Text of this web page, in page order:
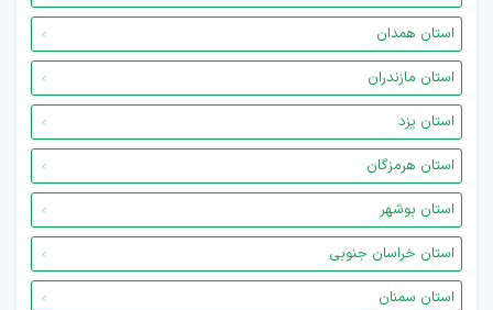
استان همدان
استان مازندران
استان یزد
استان هرمزگان
استان بوشهر
استان خراسان جنوبی
استان سمنان